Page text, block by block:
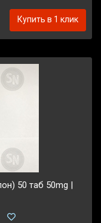
Купить в 1 клик
50 таб 50mg |